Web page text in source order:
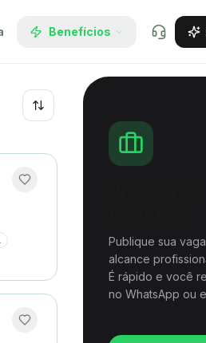
Benefícios
Recentes
Publique sua
alcance
É rápido e você
no WhatsApp ou